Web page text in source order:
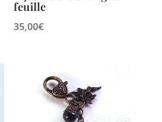
feuille
35,00€